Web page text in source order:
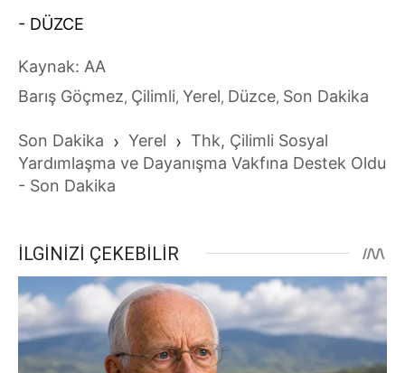
- DÜZCE
Kaynak: AA
Barış Göçmez, Çilimli, Yerel, Düzce, Son Dakika
Son Dakika › Yerel › Thk, Çilimli Sosyal
Yardımlaşma ve Dayanışma Vakfına Destek Oldu
- Son Dakika